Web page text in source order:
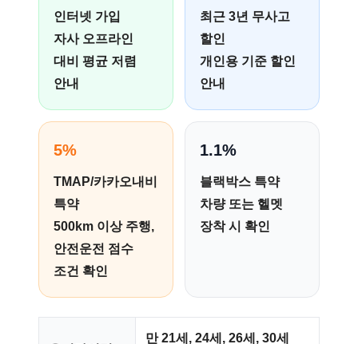
인터넷 가입
자사 오프라인
대비 평균 저렴
안내
최근 3년 무사고
할인
개인용 기준 할인
안내
5%
TMAP/카카오내비
특약
500km 이상 주행,
안전운전 점수
조건 확인
1.1%
블랙박스 특약
차량 또는 헬멧
장착 시 확인
만 21세, 24세, 26세, 30세